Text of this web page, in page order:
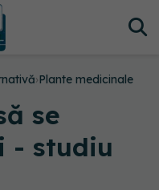
›Plante medicinale
se
- studiu